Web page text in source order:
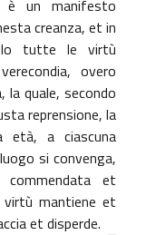
è un manifesto
creanza, et in
tutte le virtù
overo
quale, secondo
reprensione, la
età, a ciascuna
si convenga,
et
mantiene et
et disperde.